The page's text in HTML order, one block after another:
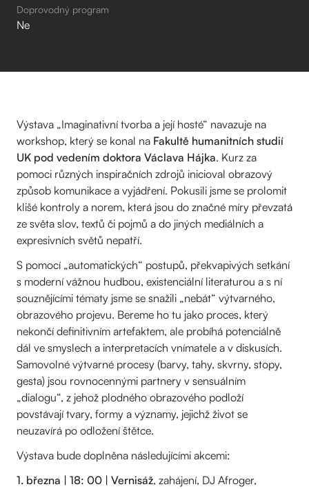
Doprovodný program
Ne
Výstava „Imaginativní tvorba a její hosté“ navazuje na
workshop, který se konal na Fakultě humanitních studií
UK pod vedením doktora Václava Hájka. Kurz za
pomoci různých inspiračních zdrojů inicioval obrazový
způsob komunikace a vyjádření. Pokusili jsme se prolomit
klišé kontroly a norem, která jsou do značné míry převzatá
ze světa slov, textů či pojmů a do jiných mediálních a
expresivních světů nepatří.
S pomocí „automatických“ postupů, překvapivých setkání
s moderní vážnou hudbou, existenciální literaturou a s ní
souznějícími tématy jsme se snažili „nebát“ výtvarného,
obrazového projevu. Bereme ho tu jako proces, který
nekončí definitivním artefaktem, ale probíhá potenciálně
dál ve smyslech a interpretacích vnímatele a v diskusích.
Samovolné výtvarné procesy (barvy, tahy, skvrny, stopy,
gesta) jsou rovnocennými partnery v sensuálním
„dialogu“, z jehož plodného obrazového podloží
povstávají tvary, formy a významy, jejichž život se
neuzavírá po odložení štětce.
Výstava bude doplněna následujícími akcemi:
1. března | 18: 00 | Vernisáž, zahájení, DJ Afroger,